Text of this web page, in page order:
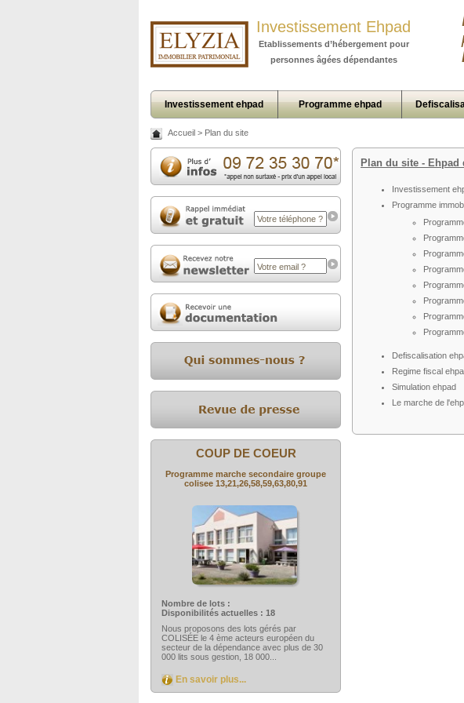
Investissement Ehpad
Etablissements d’hébergement pour
personnes âgées dépendantes
Investissement ehpad Programme ehpad
Accueil > Plan du site
Plan du site - Ehpad
Investissement
Programme
Defiscalisation
Regime fiscal
Simulation ehpad
Le marche de
COUP DE COEUR
Programme marche secondaire groupe
colisee 13,21,26,58,59,63,80,91
Nombre de lots :
Disponibilités actuelles : 18
Nous proposons des lots gérés par
COLISÉE le 4 ème acteurs européen du
secteur de la dépendance avec plus de 30
000 lits sous gestion, 18 000...
En savoir plus...